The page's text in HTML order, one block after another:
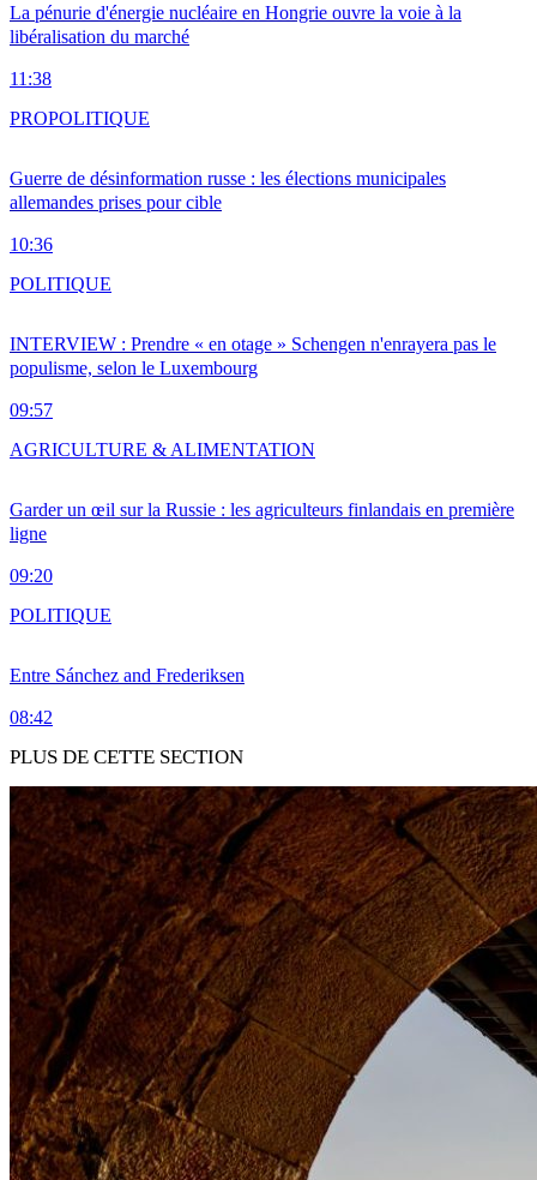
La pénurie d'énergie nucléaire en Hongrie ouvre la voie à la
libéralisation du marché
11:38
Guerre de désinformation russe : les élections municipales
allemandes prises pour cible
10:36
PROPOLITIQUE
INTERVIEW : Prendre « en otage » Schengen n'enrayera pas le
populisme, selon le Luxembourg
09:57
POLITIQUE
Garder un œil sur la Russie : les agriculteurs finlandais en première
ligne
09:20
AGRICULTURE & ALIMENTATION
Entre Sánchez and Frederiksen
08:42
POLITIQUE
PLUS DE CETTE SECTION